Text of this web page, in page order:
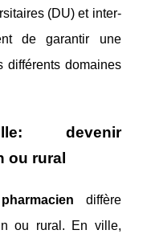
(DU) et inter-
de garantir une
différents domaines
devenir
ou rural
pharmacien diffère
ou rural. En ville,